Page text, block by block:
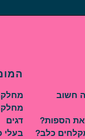
חשוב
הספות?
כלב?
דגים
בעלי